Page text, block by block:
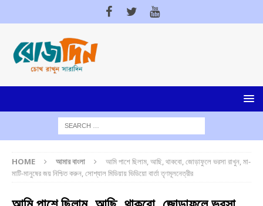
HOME আমার বাংলা
আমি পাশে ছিলাম, আছি, থাকবো, জোড়াফুলে ভরসা রাখুন, মা-
মাটি-মানুষের জয় নিশ্চিত করুন, সোশ্যাল মিডিয়ায় ভিডিয়ো বার্তা তৃণমূলনেত্রীর